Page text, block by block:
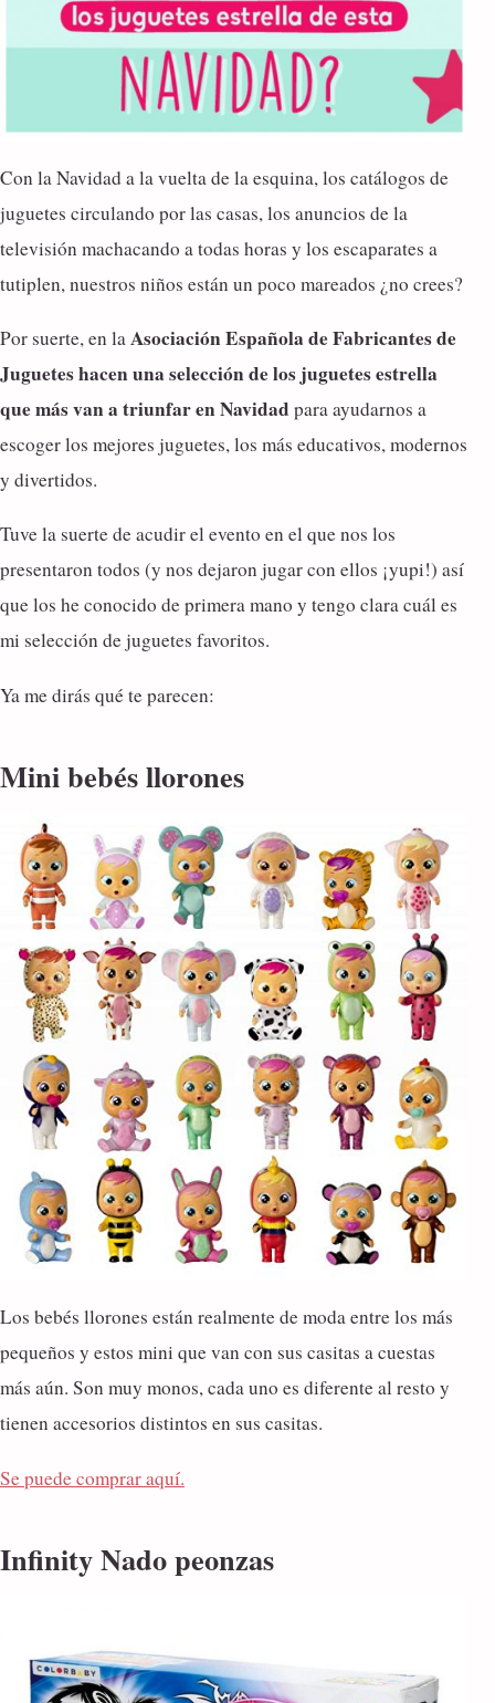
Con la Navidad a la vuelta de la esquina, los catálogos de
juguetes circulando por las casas, los anuncios de la
televisión machacando a todas horas y los escaparates a
tutiplen, nuestros niños están un poco mareados ¿no crees?
Por suerte, en laAsociación Española de Fabricantes de
Juguetes hacen una selección de los juguetes estrella
que más van a triunfar en Navidad para ayudarnos a
escoger los mejores juguetes, los más educativos, modernos
y divertidos.
Tuve la suerte de acudir el evento en el que nos los
presentaron todos (y nos dejaron jugar con ellos ¡yupi!) así
que los he conocido de primera mano y tengo clara cuál es
mi selección de juguetes favoritos.
Ya me dirás qué te parecen:
Mini bebés llorones
Los bebés llorones están realmente de moda entre los más
pequeños y estos mini que van con sus casitas a cuestas
más aún. Son muy monos, cada uno es diferente al resto y
tienen accesorios distintos en sus casitas.
Se puede comprar aquí.
Infinity Nado peonzas